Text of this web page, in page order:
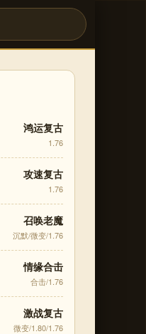
鸿运复古
1.76
攻速复古
1.76
召唤老魔
沉默/微变/1.76
情缘合击
合击/1.76
激战复古
微变/1.80/1.76